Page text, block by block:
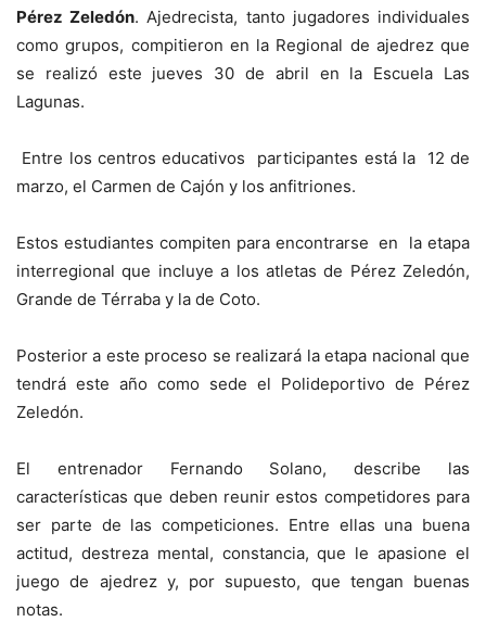
Pérez Zeledón. Ajedrecista, tanto jugadores individuales
como grupos, compitieron en la Regional de ajedrez que
se realizó este jueves 30 de abril en la Escuela Las
Lagunas.
Entre los centros educativos participantes está la 12 de
marzo, el Carmen de Cajón y los anfitriones.
Estos estudiantes compiten para encontrarse en la etapa
interregional que incluye a los atletas de Pérez Zeledón,
Grande de Térraba y la de Coto.
Posterior a este proceso se realizará la etapa nacional que
tendrá este año como sede el Polideportivo de Pérez
Zeledón.
El entrenador Fernando Solano, describe las
características que deben reunir estos competidores para
ser parte de las competiciones. Entre ellas una buena
actitud, destreza mental, constancia, que le apasione el
juego de ajedrez y, por supuesto, que tengan buenas
notas.